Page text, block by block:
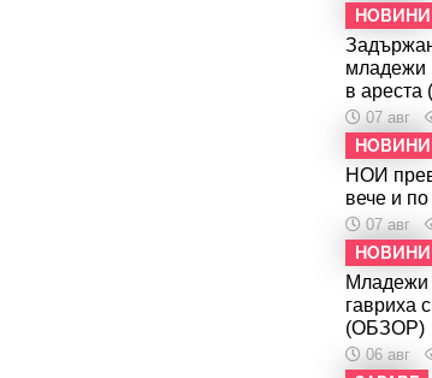
НОВИНИ
младежи
в
07 авг
НОВИНИ
НОИ
вече и
07 авг
НОВИНИ
Младежи
гавриха
(ОБЗОР)
06 авг